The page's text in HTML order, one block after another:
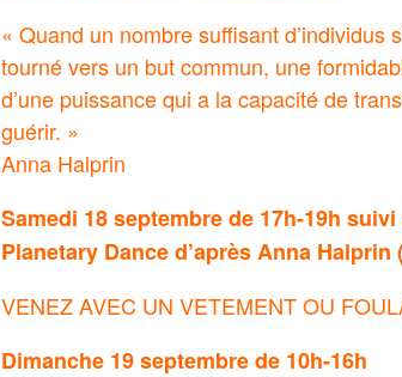
« Quand un nombre suffisant d’individus
tourné vers un but commun, une
d’une puissance qui a la capacité de
guérir. »
Anna Halprin
Samedi 18 septembre de 17h-19h
Planetary Dance d’après Anna Halprin
VENEZ AVEC UN VETEMENT OU
Dimanche 19 septembre de 10h-16h